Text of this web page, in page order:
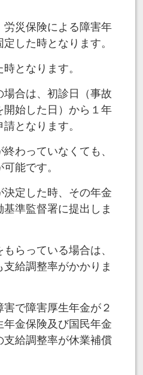
災保険による障害年
した時となります。
となります。
場合は、初診日（事故
開始した日）から１年
となります。
わっていなくても、
能です。
決定した時、その年金
準監督署に提出しま
らっている場合は、
給調整率がかかりま
で障害厚生年金が２
金保険及び国民年金
給調整率が休業補償